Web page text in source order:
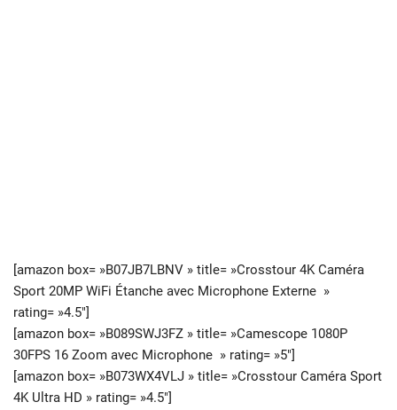
[amazon box= »B07JB7LBNV » title= »Crosstour 4K Caméra
Sport 20MP WiFi Étanche avec Microphone Externe »
rating= »4.5″]
[amazon box= »B089SWJ3FZ » title= »Camescope 1080P
30FPS 16 Zoom avec Microphone » rating= »5″]
[amazon box= »B073WX4VLJ » title= »Crosstour Caméra Sport
4K Ultra HD » rating= »4.5″]